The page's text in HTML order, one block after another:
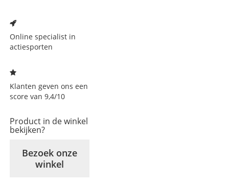
verlanglijst
Online specialist in
actiesporten
Klanten geven ons een
score van 9,4/10
Product in de winkel
bekijken?
Bezoek onze
winkel